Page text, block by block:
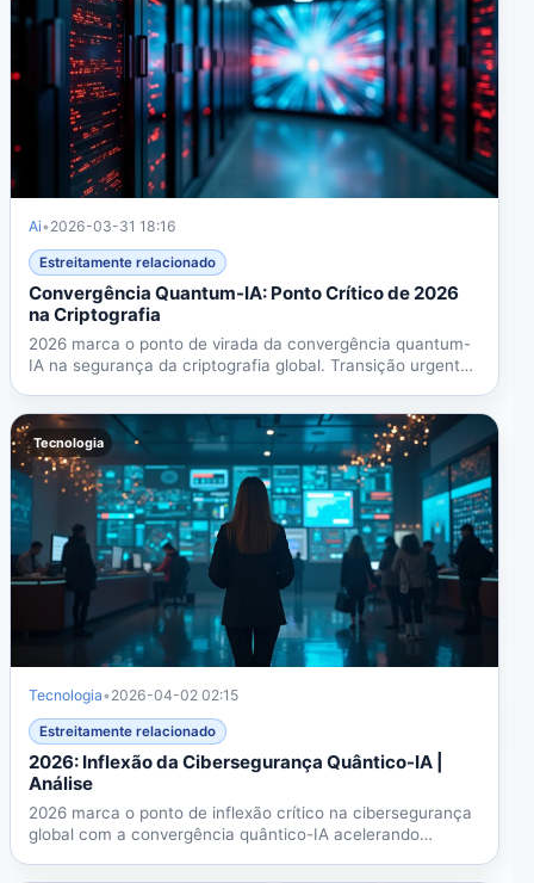
Ai• 2026-03-31 18:16
Estreitamente relacionado
Convergência Quantum-IA: Ponto Crítico de 2026
na Criptografia
2026 marca o ponto de virada da convergência quantum-
IA na segurança da criptografia global. Transição urgente
Tecnologia
Tecnologia• 2026-04-02 02:15
Estreitamente relacionado
2026: Inflexão da Cibersegurança Quântico-IA |
Análise
2026 marca o ponto de inflexão crítico na cibersegurança
global com a convergência quântico-IA acelerando